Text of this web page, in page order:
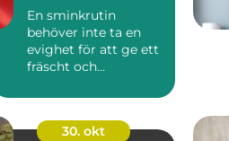
En sminkrutin
behöver inte ta en
evighet för att ge ett
fräscht och
30. okt